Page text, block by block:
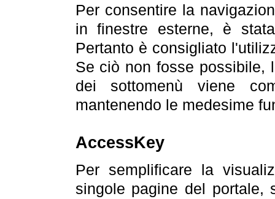
Per consentire la
in finestre esterne, è
Pertanto è consigliato
Se ciò non fosse possibile,
dei sottomenù viene
mantenendo le medesime
AccessKey
Per semplificare la
singole pagine del portale,